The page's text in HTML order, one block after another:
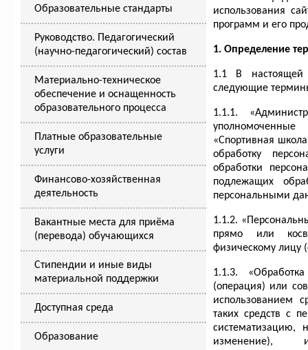
Образовательные стандарты
Руководство. Педагогический
(научно-педагогический) состав
Материально-техническое
обеспечение и оснащенность
образовательного процесса
Платные образовательные
услуги
Финансово-хозяйственная
деятельность
Вакантные места для приёма
(перевода) обучающихся
Стипендии и иные виды
материальной поддержки
Доступная среда
Образование
использования
программ и его
1. Определение
1.1 В настоящей
следующие
1.1.1.
«Спортивная
обработку
обработки
подлежащих
персональными
1.1.2.
прямо или
физическому лицу
1.1.3.
(операция) или
использованием
таких средств с
систематизацию,
изменение),